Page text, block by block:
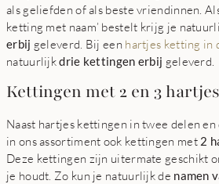
als geliefden of als beste vriendinnen.
ketting met naam’ bestelt krijg je
erbij geleverd. Bij een hartjes ketting in
natuurlijkdrie kettingen erbij geleverd.
Kettingen met 2 en 3 hartjes
Naast hartjes kettingen in twee delen
in ons assortiment ook kettingen met 2
Deze kettingen zijn uitermate geschikt
je houdt. Zo kun je natuurlijk de namen